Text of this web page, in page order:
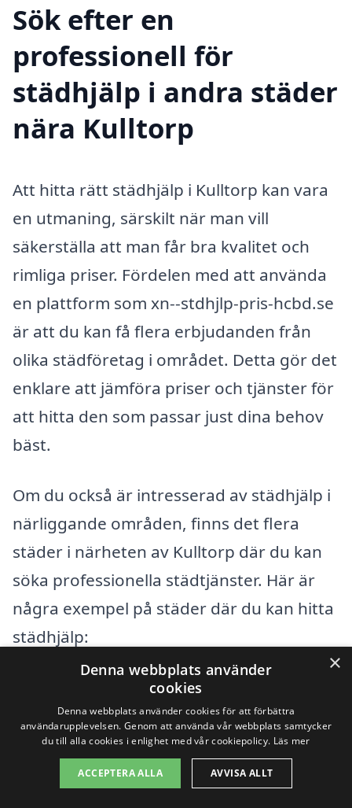
Sök efter en
professionell för
städhjälp i andra städer
nära Kulltorp
Att hitta rätt städhjälp i Kulltorp kan vara
en utmaning, särskilt när man vill
säkerställa att man får bra kvalitet och
rimliga priser. Fördelen med att använda
en plattform som xn--stdhjlp-pris-hcbd.se
är att du kan få flera erbjudanden från
olika städföretag i området. Detta gör det
enklare att jämföra priser och tjänster för
att hitta den som passar just dina behov
bäst.
Om du också är intresserad av städhjälp i
närliggande områden, finns det flera
städer i närheten av Kulltorp där du kan
söka professionella städtjänster. Här är
några exempel på städer där du kan hitta
städhjälp:
Hillerstorp
Anderstorp
×
Denna webbplats använder
cookies
Denna webbplats använder cookies för att förbättra
användarupplevelsen. Genom att använda vår webbplats samtycker
du till alla cookies i enlighet med vår cookiepolicy. Läs mer
ACCEPTERA ALLA AVVISA ALLT